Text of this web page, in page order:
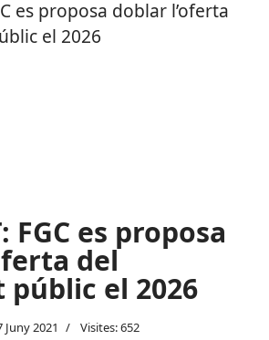
FGC es proposa
del
el 2026
Juny 2021 Visites: 652